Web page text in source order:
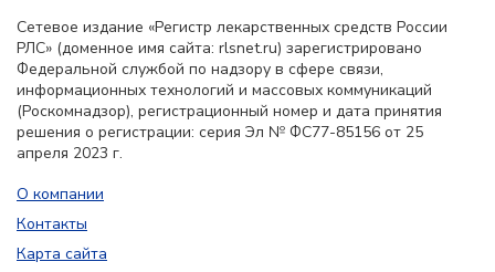
Сетевое издание «Регистр лекарственных средств России
РЛС» (доменное имя сайта: rlsnet.ru) зарегистрировано
Федеральной службой по надзору в сфере связи,
информационных технологий и массовых коммуникаций
(Роскомнадзор), регистрационный номер и дата принятия
решения о регистрации: серия Эл № ФС77-85156 от 25
апреля 2023 г.
О компании
Контакты
Карта сайта